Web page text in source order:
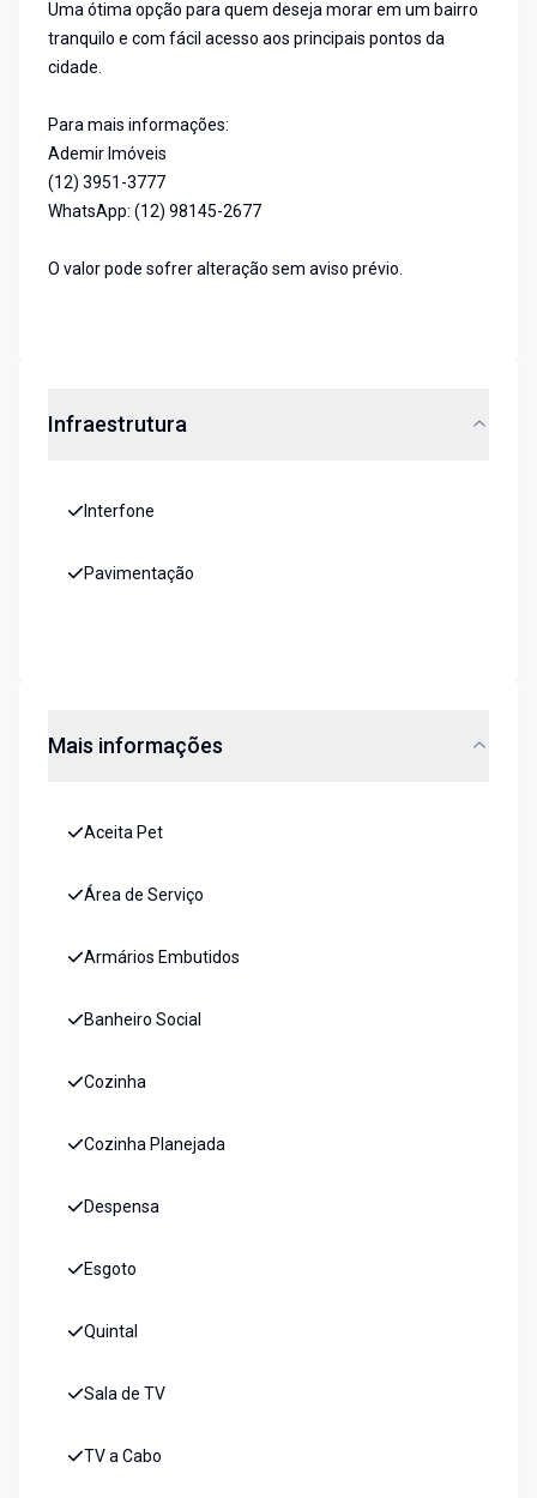
Uma ótima opção para quem deseja morar em um bairro
tranquilo e com fácil acesso aos principais pontos da
cidade.
Para mais informações:
Ademir Imóveis
(12) 3951-3777
WhatsApp: (12) 98145-2677
O valor pode sofrer alteração sem aviso prévio.
Infraestrutura
Interfone
Pavimentação
Mais informações
Aceita Pet
Área de Serviço
Armários Embutidos
Banheiro Social
Cozinha
Cozinha Planejada
Despensa
Esgoto
Quintal
Sala de TV
TV a Cabo